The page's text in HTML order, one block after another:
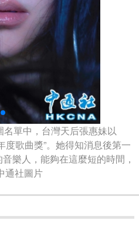
單中，台灣天后張惠妹以
度歌曲獎”。她得知消息後第一
樂人，能夠在這麼短的時間，
通社圖片